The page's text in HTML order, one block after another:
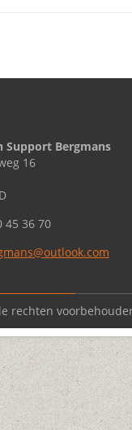
Support Bergmans
16
45 36 70
ns@outlook.com
rechten